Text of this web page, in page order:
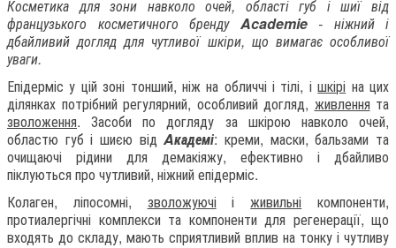
Косметика для зони навколо очей, області губ і шиї від
французького косметичного бренду Academie- ніжний і
дбайливий догляд для чутливої шкіри, що вимагає особливої
уваги.
Епідерміс у цій зоні тонший, ніж на обличчі і тілі, ішкірі на цих
ділянках потрібний регулярний, особливий догляд, живлення та
зволоження. Засоби по догляду за шкірою навколо очей,
областю губ і шиєю відAкадемі: креми, маски, бальзами та
очищаючі рідини для демакіяжу, ефективно і дбайливо
піклуються про чутливий, ніжний епідерміс.
Колаген, ліпосомні, зволожуючі іживильні компоненти,
протиалергічні комплекси та компоненти для регенерації, що
входять до складу, мають сприятливий вплив на тонку і чутливу